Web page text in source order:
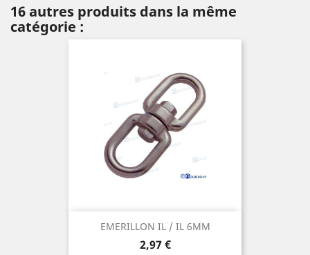
16 autres produits dans la même
catégorie :
EMERILLON IL / IL 6MM
Prix
2,97 €